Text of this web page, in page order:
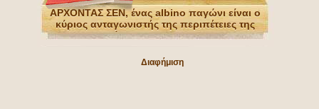
ΑΡΧΟΝΤΑΣ ΣΕΝ, ένας albino παγώνι είναι ο
κύριος ανταγωνιστής της περιπέτειες της
ταινίας Kung Fu Panda 2
Διαφήμιση